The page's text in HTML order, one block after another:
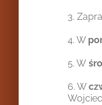
3.
4. W
5. W
6. W